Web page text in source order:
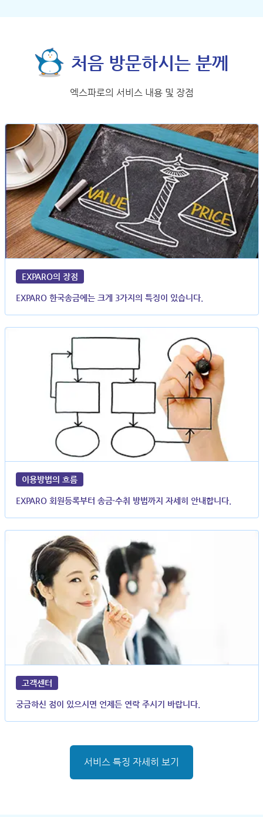
처음 방문하시는 분께
엑스파로의 서비스 내용 및 장점
EXPARO의 장점
EXPARO 한국송금에는 크게 3가지의 특징이 있습니다.
이용방법의 흐름
EXPARO 회원등록부터 송금·수취 방법까지 자세히 안내합니다.
고객센터
궁금하신 점이 있으시면 언제든 연락 주시기 바랍니다.
서비스 특징 자세히 보기